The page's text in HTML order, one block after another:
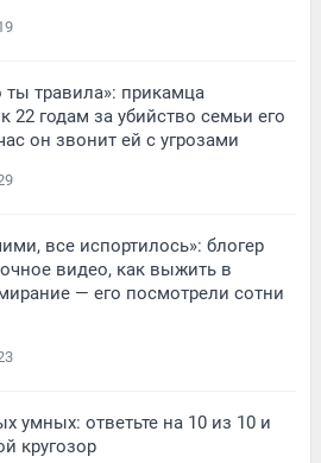
ты травила»: прикамца
22 годам за убийство семьи его
он звонит ей с угрозами
все испортилось»: блогер
видео, как выжить в
— его посмотрели сотни
умных: ответьте на 10 из 10 и
кругозор